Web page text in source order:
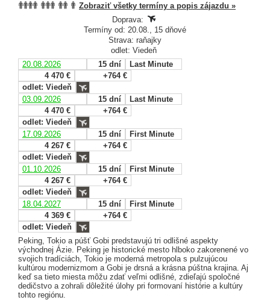
Zobraziť všetky termíny a popis zájazdu »
Doprava:
Termíny od: 20.08., 15 dňové
Strava: raňajky
odlet: Viedeň
20.08.2026
15 dní
Last Minute
4 470 €
+764 €
odlet: Viedeň
03.09.2026
15 dní
Last Minute
4 470 €
+764 €
odlet: Viedeň
17.09.2026
15 dní
First Minute
4 267 €
+764 €
odlet: Viedeň
01.10.2026
15 dní
First Minute
4 267 €
+764 €
odlet: Viedeň
18.04.2027
15 dní
First Minute
4 369 €
+764 €
odlet: Viedeň
Peking, Tokio a púšť Gobi predstavujú tri odlišné aspekty
východnej Ázie. Peking je historické mesto hlboko zakorenené vo
svojich tradíciách, Tokio je moderná metropola s pulzujúcou
kultúrou modernizmom a Gobi je drsná a krásna púštna krajina. Aj
keď sa tieto miesta môžu zdať veľmi odlišné, zdieľajú spoločné
dedičstvo a zohrali dôležité úlohy pri formovaní histórie a kultúry
tohto regiónu.